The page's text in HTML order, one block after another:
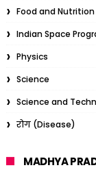
Food and Nutrition
Indian Space
Physics
Science
Science and
रोग (Disease)
MADHYA